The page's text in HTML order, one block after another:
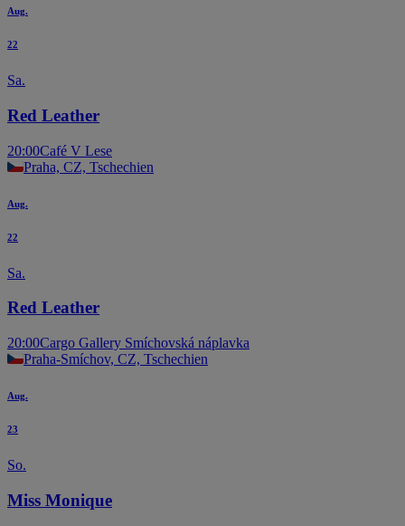
Aug.
22
Sa.
Red Leather
20:00Café V Lese
Praha, CZ, Tschechien
Aug.
22
Sa.
Red Leather
20:00Cargo Gallery Smíchovská náplavka
Praha-Smíchov, CZ, Tschechien
Aug.
23
So.
Miss Monique